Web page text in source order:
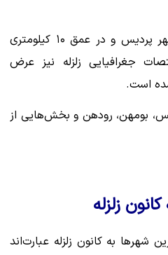
کانون این زمین‌لرزه حوالی شهر پردیس و در عمق ۱۰ کیلومتری
جغرافیایی زلزله نیز عرض
بومهن، رودهن و بخش‌هایی از
زلزله
شهرها به کانون زلزله عبارت‌اند